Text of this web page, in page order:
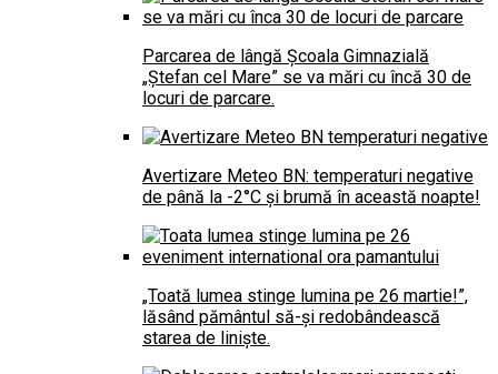
Parcarea de lângă Școala Gimnazială
„Ștefan cel Mare” se va mări cu încă 30 de
locuri de parcare.
Avertizare Meteo BN: temperaturi negative
de până la -2°C și brumă în această noapte!
„Toată lumea stinge lumina pe 26 martie!”,
lăsând pământul să-și redobândească
starea de liniște.